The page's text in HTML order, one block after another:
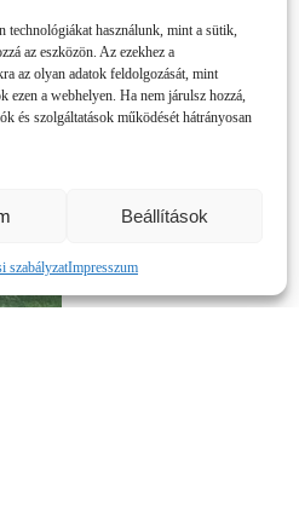
technológiákat használunk, mint a sütik,
az eszközön. Az ezekhez a
az olyan adatok feldolgozását, mint
ezen a webhelyen. Ha nem járulsz hozzá,
és szolgáltatások működését hátrányosan
Beállítások
szabályzatImpresszum